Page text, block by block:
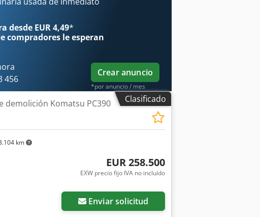
ningún esfuerzo adicional en la obra.
desde EUR 4,49*
compradores le esperan
456
Crear anuncio
*por anuncio / mes
Clasificado
km
demolición Komatsu PC390
EUR 258.500
EXW precio fijo IVA no incluído
Enviar solicitud